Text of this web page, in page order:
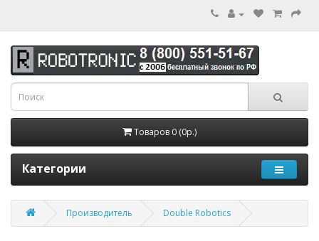
Товаров 0 (0р.)
Категории
Производитель Double Robotics